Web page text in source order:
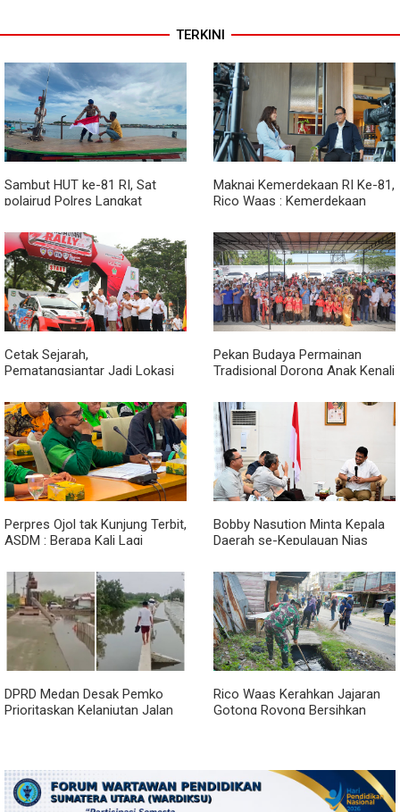
TERKINI
Sambut HUT ke-81 RI, Sat
polairud Polres Langkat
kepada Nelayan
Maknai Kemerdekaan RI Ke-81,
Rico Waas : Kemerdekaan
Lewat Peningkatan Pelayanan
Primer
Cetak Sejarah,
Pematangsiantar Jadi Lokasi
2026
Pekan Budaya Permainan
Tradisional Dorong Anak Kenali
Ketergantungan Gadget
Perpres Ojol tak Kunjung Terbit,
ASDM : Berapa Kali Lagi
Janji?
Bobby Nasution Minta Kepala
Daerah se-Kepulauan Nias
DPRD Medan Desak Pemko
Prioritaskan Kelanjutan Jalan
Rico Waas Kerahkan Jajaran
Gotong Royong Bersihkan